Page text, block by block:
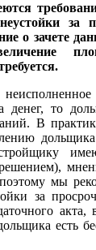
за
о зачете
денег, то
В
мы
за
акта,
есть